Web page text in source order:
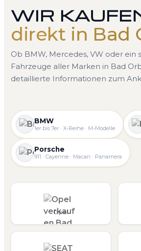
WIR
direkt in Bad
Ob BMW, Mercedes, VW oder
Fahrzeuge aller Marken in Bad
detaillierte Informationen zum
BMW
1er bis 7er · X-Reihe · M-Modelle
Porsche
911 · Cayenne · Macan · Panamera
Opel